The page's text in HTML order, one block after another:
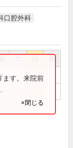
口腔外科
祝
●ます。来院前
×閉じる